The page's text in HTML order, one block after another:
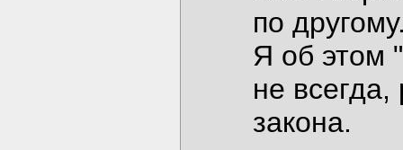
по
Я об этом
не
закона.